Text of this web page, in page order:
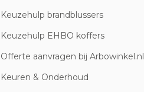
Keuzehulp brandblussers
Keuzehulp EHBO koffers
Offerte aanvragen bij Arbowinkel.nl
Keuren & Onderhoud